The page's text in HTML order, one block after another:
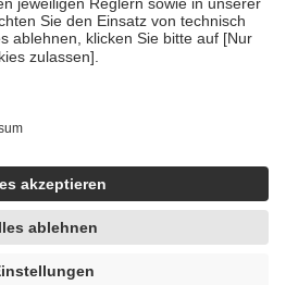
und Früherkennung, die von der
Trusted Shops hat Maßnahmen
dass es sich um echte Bewertungen
findest du hier:
de/articles/4419944605341